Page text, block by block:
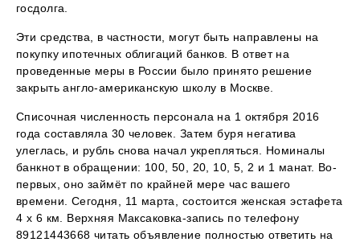
госдолга.
Эти средства, в частности, могут быть направлены на
покупку ипотечных облигаций банков. В ответ на
проведенные меры в России было принято решение
закрыть англо-американскую школу в Москве.
Списочная численность персонала на 1 октября 2016
года составляла 30 человек. Затем буря негатива
улеглась, и рубль снова начал укрепляться. Номиналы
банкнот в обращении: 100, 50, 20, 10, 5, 2 и 1 манат. Во-
первых, оно займёт по крайней мере час вашего
времени. Сегодня, 11 марта, состоится женская эстафета
4 х 6 км. Верхняя Максаковка-запись по телефону
89121443668 читать объявление полностью ответить на